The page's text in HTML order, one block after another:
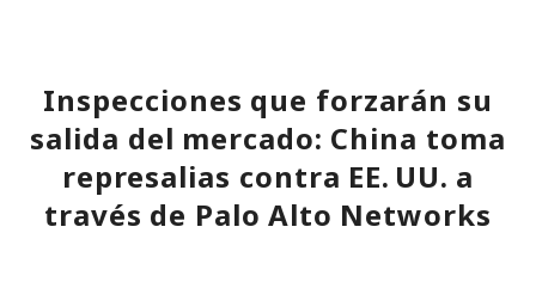
Inspecciones que forzarán su
salida del mercado: China toma
represalias contra EE. UU. a
través de Palo Alto Networks